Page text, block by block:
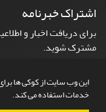
این وب سایت از کوکی ها برای
خدمات استفاده می کند.
اشتراک خبرنامه
برای دریافت اخبار و
مشترک شوید.